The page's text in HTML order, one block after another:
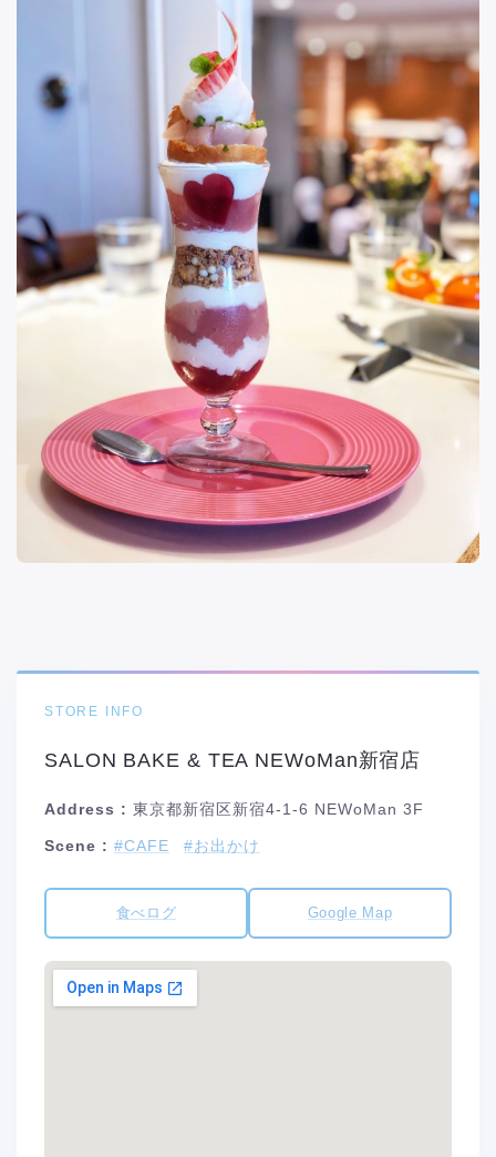
STORE INFO
SALON BAKE & TEA NEWoMan新宿店
Address : 東京都新宿区新宿4-1-6 NEWoMan 3F
Scene : #CAFE #お出かけ
食べログ Google Map